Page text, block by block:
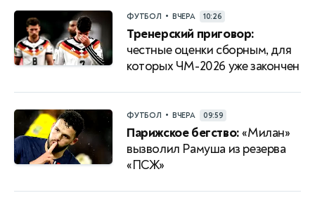
ФУТБОЛ • ВЧЕРА 10:26
Тренерский приговор:
честные оценки сборным, для
которых ЧМ-2026 уже закончен
ФУТБОЛ • ВЧЕРА 09:59
Парижское бегство:«Милан»
вызволил Рамуша из резерва
«ПСЖ»